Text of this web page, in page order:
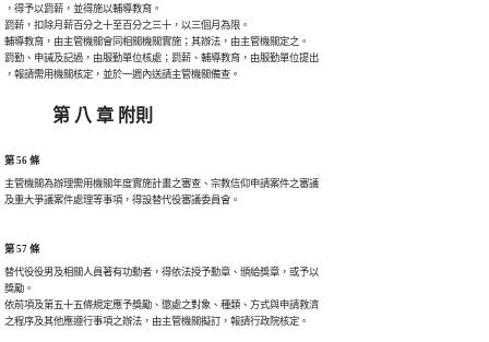
，得予以罰薪，並得施以輔導教育。
罰薪，扣除月薪百分之十至百分之三十，以三個月為限。
輔導教育，由主管機關會同相關機關實施；其辦法，由主管機關定之。
罰勤、申誡及記過，由服勤單位核處；罰薪、輔導教育，由服勤單位提出
，報請需用機關核定，並於一週內送請主管機關備查。
第 八 章 附則
第 56 條
主管機關為辦理需用機關年度實施計畫之審查、宗教信仰申請案件之審議
及重大爭議案件處理等事項，得設替代役審議委員會。
第 57 條
替代役役男及相關人員著有功勳者，得依法授予勳章、頒給獎章，或予以
獎勵。
依前項及第五十五條規定應予獎勵、懲處之對象、種類、方式與申請救濟
之程序及其他應遵行事項之辦法，由主管機關擬訂，報請行政院核定。